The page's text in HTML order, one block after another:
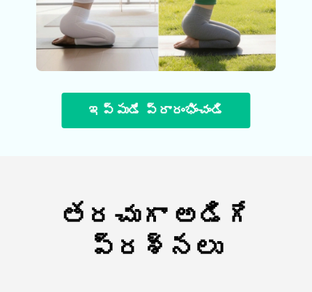
ఇప్పుడే ప్రారంభించండి
తరచుగా అడిగే
ప్రశ్నలు